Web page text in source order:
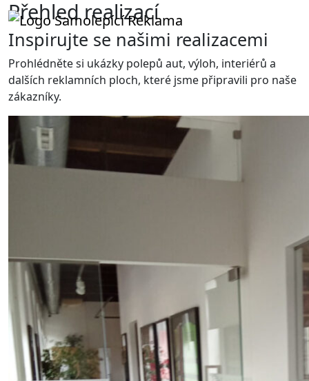
Přehled realizací
Inspirujte se našimi realizacemi
Prohlédněte si ukázky polepů aut, výloh, interiérů a
dalších reklamních ploch, které jsme připravili pro naše
zákazníky.